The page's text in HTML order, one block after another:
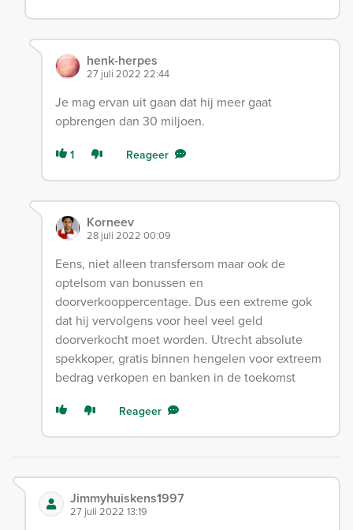
henk-herpes
27 juli 2022 22:44
Je mag ervan uit gaan dat hij meer gaat
opbrengen dan 30 miljoen.
1 Reageer
Korneev
28 juli 2022 00:09
Eens, niet alleen transfersom maar ook de
optelsom van bonussen en
doorverkooppercentage. Dus een extreme gok
dat hij vervolgens voor heel veel geld
doorverkocht moet worden. Utrecht absolute
spekkoper, gratis binnen hengelen voor extreem
bedrag verkopen en banken in de toekomst
Reageer
Jimmyhuiskens1997
27 juli 2022 13:19